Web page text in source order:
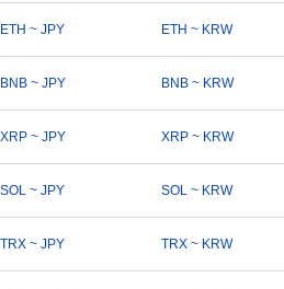
ETH ~ JPY ETH ~ KRW
BNB ~ JPY BNB ~ KRW
XRP ~ JPY XRP ~ KRW
SOL ~ JPY SOL ~ KRW
TRX ~ JPY TRX ~ KRW